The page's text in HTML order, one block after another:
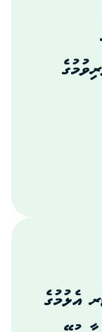
ބައިވެރިވުމުގެ
އެޅުމުގެ